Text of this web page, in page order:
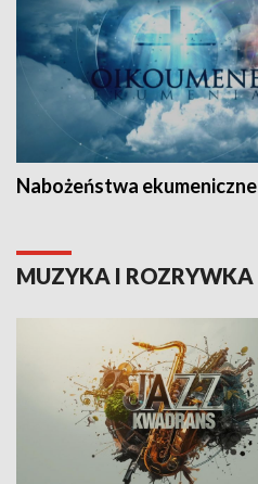
Nabożeństwa ekumeniczne
MUZYKA I ROZRYWKA